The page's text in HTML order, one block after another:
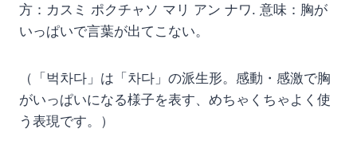
方：カスミ ポクチャソ マリ アン ナワ. 意味：胸が
いっぱいで言葉が出てこない。
（「벅차다」は「차다」の派生形。感動・感激で胸
がいっぱいになる様子を表す、めちゃくちゃよく使
う表現です。）